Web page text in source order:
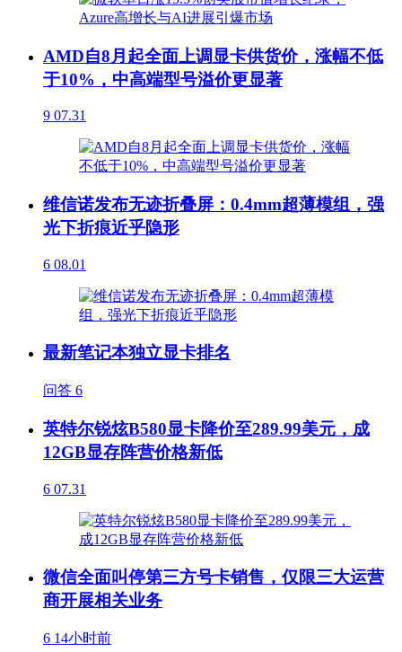
AMD自8月起全面上调显卡供货价，涨幅不低
于10%，中高端型号溢价更显著
9 07.31
维信诺发布无迹折叠屏：0.4mm超薄模组，强
光下折痕近乎隐形
6 08.01
最新笔记本独立显卡排名
问答 6
英特尔锐炫B580显卡降价至289.99美元，成
12GB显存阵营价格新低
6 07.31
微信全面叫停第三方号卡销售，仅限三大运营
商开展相关业务
6 14小时前